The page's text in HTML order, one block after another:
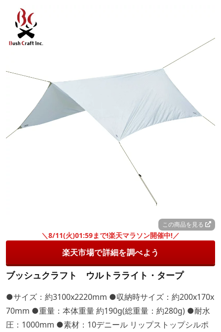
この商品を見る
＼8/11(火)01:59まで!楽天マラソン開催中!／
楽天市場で詳細を調べよう
ブッシュクラフト ウルトラライト・タープ
●サイズ：約3100x2220mm ●収納時サイズ：約200x170x
70mm ●重量：本体重量 約190g(総重量：約280g) ●耐水
圧：1000mm ●素材：10デニール リップストップシルポ